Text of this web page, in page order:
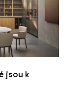
jsou k